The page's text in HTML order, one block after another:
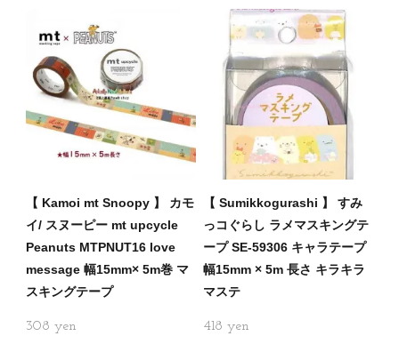
【 Kamoi mt Snoopy 】 カモ
イ/ スヌーピー mt upcycle
Peanuts MTPNUT16 love
message 幅15mm× 5m巻 マ
スキングテープ
308
【 Sumikkogurashi 】 すみ
っコぐらし ラメマスキングテ
ープ SE-59306 キャラテープ
幅15mm × 5m 長さ キラキラ
マステ
418